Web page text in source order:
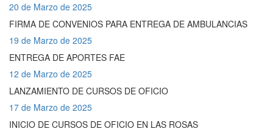
20 de Marzo de 2025
FIRMA DE CONVENIOS PARA ENTREGA DE AMBULANCIAS
19 de Marzo de 2025
ENTREGA DE APORTES FAE
12 de Marzo de 2025
LANZAMIENTO DE CURSOS DE OFICIO
17 de Marzo de 2025
INICIO DE CURSOS DE OFICIO EN LAS ROSAS